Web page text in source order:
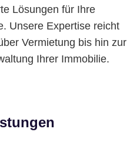
Lösungen für Ihre
Unsere Expertise reicht
Vermietung bis hin zur
Ihrer Immobilie.